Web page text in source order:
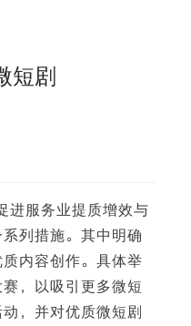
短剧
进服务业提质增效与
列措施。其中明确
内容创作。具体举
，以吸引更多微短
，并对优质微短剧